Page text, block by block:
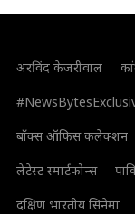
अरविंद केजरीवाल
बॉक्स ऑफिस कलेक्शन
लेटेस्ट स्मार्टफोन्स
दक्षिण भारतीय सिनेमा